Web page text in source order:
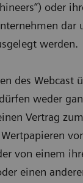
oder
dar
werden.
des Webcast
weder
Vertrag
von einem
einen